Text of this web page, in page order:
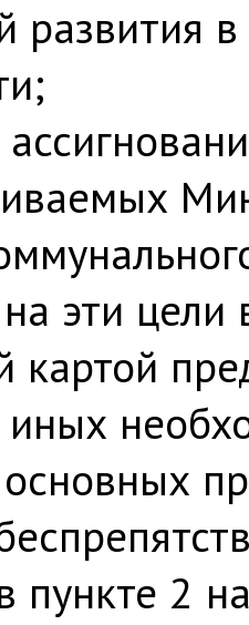
развития
эти
пункте 2